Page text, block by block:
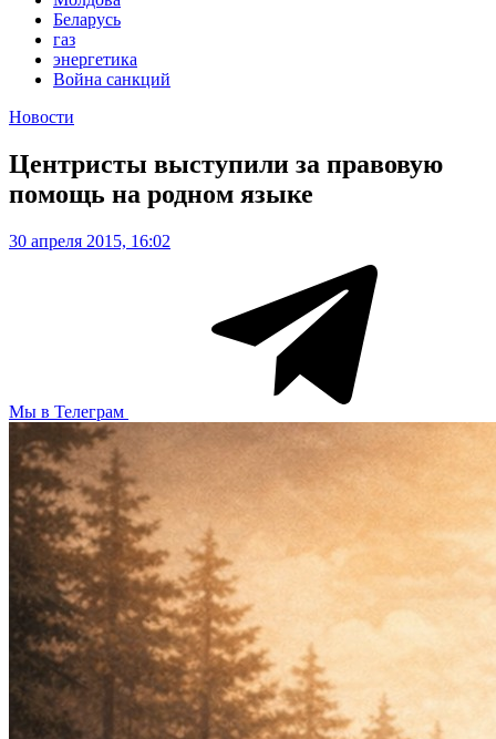
Беларусь
газ
энергетика
Война санкций
Новости
Центристы выступили за правовую
помощь на родном языке
30 апреля 2015, 16:02
Мы в Телеграм